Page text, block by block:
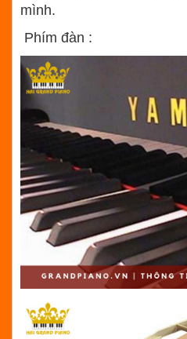
mình.
Phím đàn :